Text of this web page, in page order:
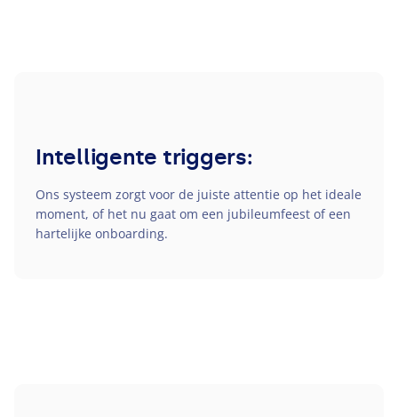
Intelligente triggers:
Ons systeem zorgt voor de juiste attentie op het ideale
moment, of het nu gaat om een jubileumfeest of een
hartelijke onboarding.